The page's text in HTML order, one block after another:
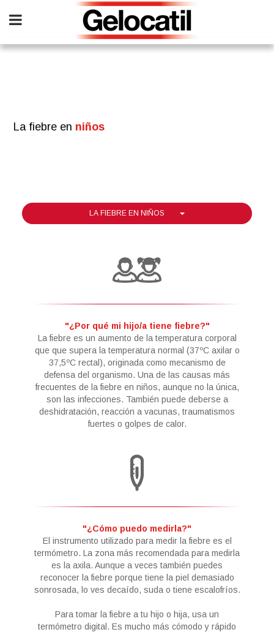
content
La fiebre en niños
LA FIEBRE EN NIÑOS
"¿Por qué mi hijo/a tiene fiebre?"
La fiebre es un aumento de la temperatura corporal
que que supera la temperatura normal (37ºC axilar o
37,5ºC rectal), originada como mecanismo de
defensa del organismo. Una de las causas más
frecuentes de la fiebre en niños, aunque no la única,
son las infecciones. También puede deberse a
deshidratación, reacción a vacunas, traumatismos
fuertes o golpes de calor.
"¿Cómo puedo medirla?"
El instrumento utilizado para medir la fiebre es el
termómetro. La zona más recomendada para medirla
es la axila. Aunque a veces también puedes
reconocer la fiebre porque tiene la piel demasiado
sonrosada, lo ves decaído, suda o tiene escalofríos.
Para tomar la fiebre a tu hijo o hija, usa un
termómetro digital. Es mucho más cómodo y rápido